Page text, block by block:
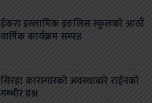
ईकरा इस्लामिक इङलिस स्कुलको आठौं
वार्षिक कार्यक्रम सम्पन्न
सिरहा कारागारको अवस्थाबारे राईनको
गम्भीर प्रश्न